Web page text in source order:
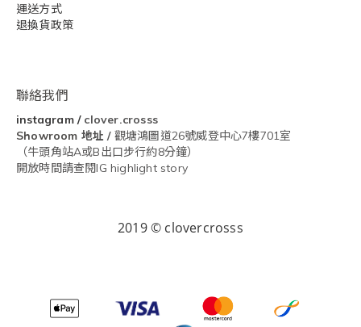
運送方式
退換貨政策
聯絡我們
instagram/ clover.crosss
Showroom 地址 / 觀塘鴻圖道26號威登中心7樓701室
（牛頭角站A或B出口步行約8分鐘）
開放時間請查閱IG highlight story
2019 © clovercrosss